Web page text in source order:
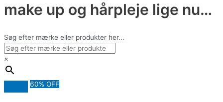
make up og hårpleje lige nu…
Søg efter mærke eller produkter her...
×
60% OFF